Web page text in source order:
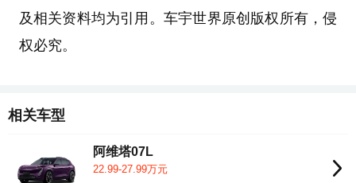
及相关资料均为引用。车宇世界原创版权所有，侵
权必究。
相关车型
阿维塔07L
22.99-27.99万元